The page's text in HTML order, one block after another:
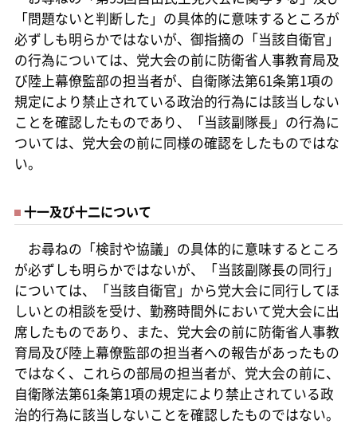
「問題ないと判断した」の具体的に意味するところが
必ずしも明らかではないが、御指摘の「当該自衛官」
の行為については、党大会の前に防衛省人事教育局及
び陸上幕僚監部の担当者が、自衛隊法第61条第1項の
規定により禁止されている政治的行為には該当しない
ことを確認したものであり、「当該副隊長」の行為に
ついては、党大会の前に同様の確認をしたものではな
い。
十一及び十二について
お尋ねの「検討や協議」の具体的に意味するところ
が必ずしも明らかではないが、「当該副隊長の同行」
については、「当該自衛官」から党大会に同行してほ
しいとの相談を受け、勤務時間外において党大会に出
席したものであり、また、党大会の前に防衛省人事教
育局及び陸上幕僚監部の担当者への報告があったもの
ではなく、これらの部局の担当者が、党大会の前に、
自衛隊法第61条第1項の規定により禁止されている政
治的行為に該当しないことを確認したものではない。